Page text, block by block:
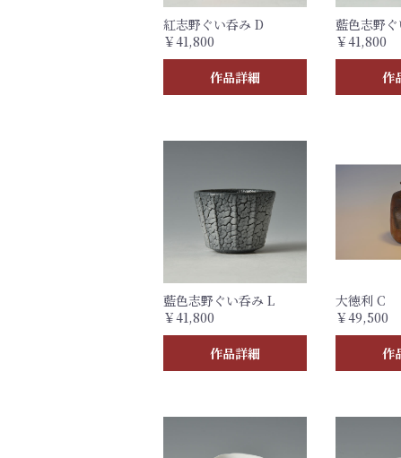
紅志野ぐい呑み D
￥41,800
作品詳細
藍色志野
￥41,800
作
藍色志野ぐい呑み L
￥41,800
作品詳細
大徳利 C
￥49,500
作